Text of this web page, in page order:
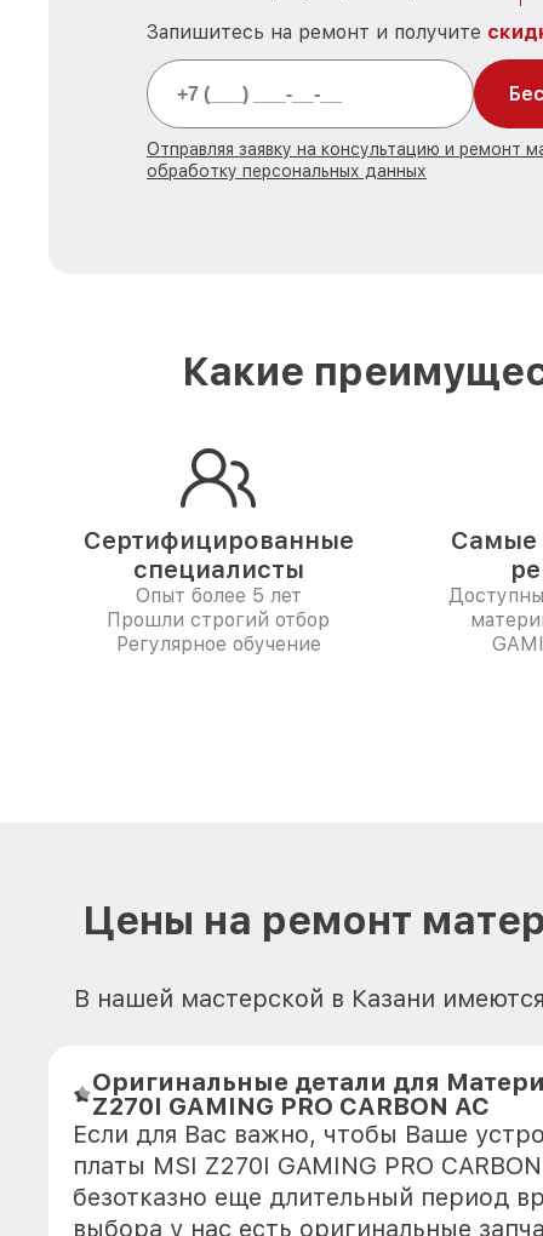
Запишитесь на ремонт и получите
Отправляя заявку на консультацию и ремонт
обработку персональных данных
Какие
Сертифицированные
специалисты
Опыт более 5 лет
Прошли строгий отбор
Регулярное обучение
Самые
Цены на ремонт
В нашей мастерской в Казани
Оригинальные детали для
Z270I GAMING PRO CARBON AC
Если для Вас важно, чтобы Ваше
платы MSI Z270I GAMING PRO
безотказно еще длительный период
выбора у нас есть оригинальные